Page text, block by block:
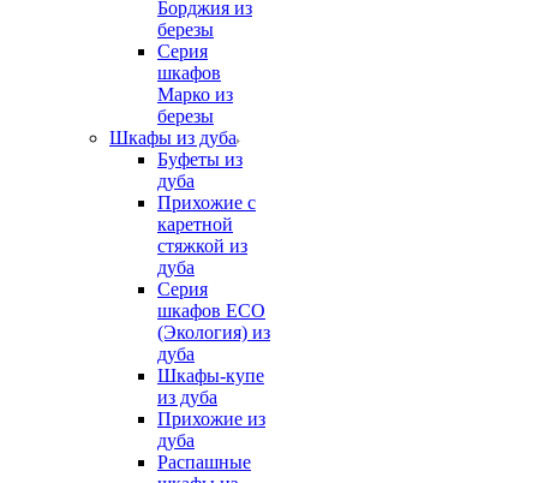
Борджия из
березы
Серия
шкафов
Марко из
березы
Шкафы из дуба
Буфеты из
дуба
Прихожие с
каретной
стяжкой из
дуба
Серия
шкафов ECO
(Экология) из
дуба
Шкафы-купе
из дуба
Прихожие из
дуба
Распашные